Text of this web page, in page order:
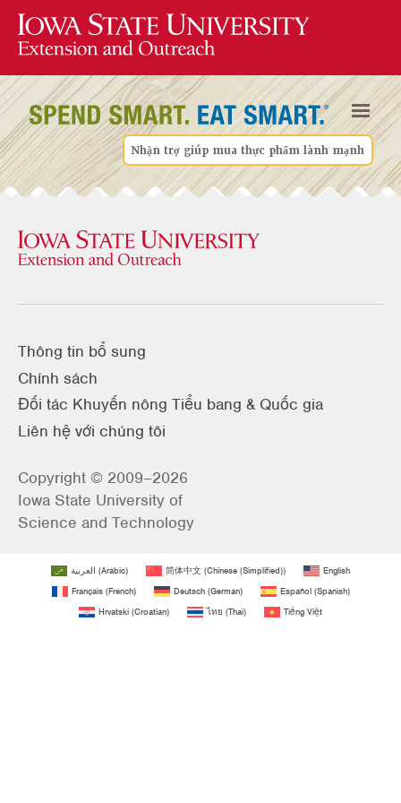
Nhận trợ giúp mua thực phẩm lành mạnh
Thông tin bổ sung
Chính sách
Đối tác Khuyến nông Tiểu bang & Quốc gia
Liên hệ với chúng tôi
Copyright © 2009–2026
Iowa State University of
Science and Technology
العربية (Arabic) 简体中文 (Chinese (Simplified))
English
Français(French) Deutsch(German) Español(Spanish)
Hrvatski (Croatian) ไทย (Thai) Tiếng Việt